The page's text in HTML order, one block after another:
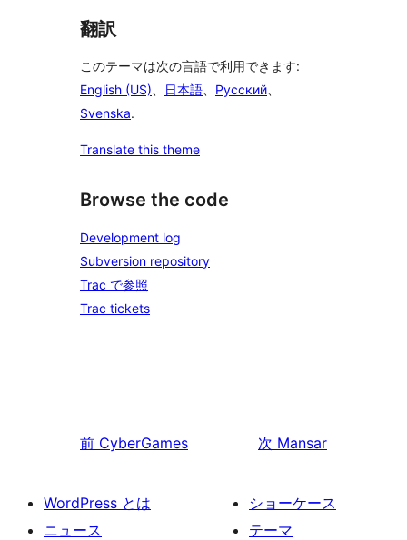
翻訳
このテーマは次の言語で利用できます:
English (US)、 日本語、 Русский、
Svenska.
Translate this theme
Browse the code
Development log
Subversion repository
Trac で参照
Trac tickets
前 CyberGames 次 Mansar
WordPress とは
ニュース
ショーケース
テーマ